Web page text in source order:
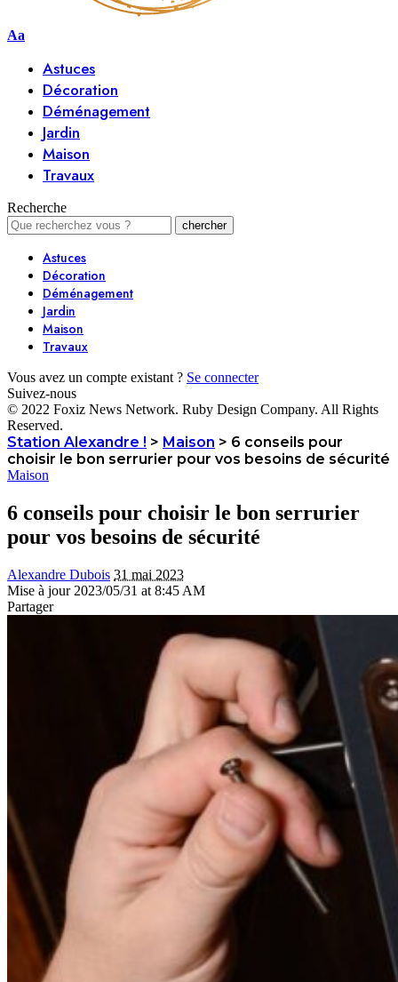
Aa
Astuces
Décoration
Déménagement
Jardin
Maison
Travaux
Recherche
Astuces
Décoration
Déménagement
Jardin
Maison
Travaux
Vous avez un compte existant ? Se connecter
Suivez-nous
© 2022 Foxiz News Network. Ruby Design Company. All Rights
Reserved.
Station Alexandre ! > Maison > 6 conseils pour
choisir le bon serrurier pour vos besoins de sécurité
Maison
6 conseils pour choisir le bon serrurier
pour vos besoins de sécurité
Alexandre Dubois 31 mai 2023
Mise à jour 2023/05/31 at 8:45 AM
Partager